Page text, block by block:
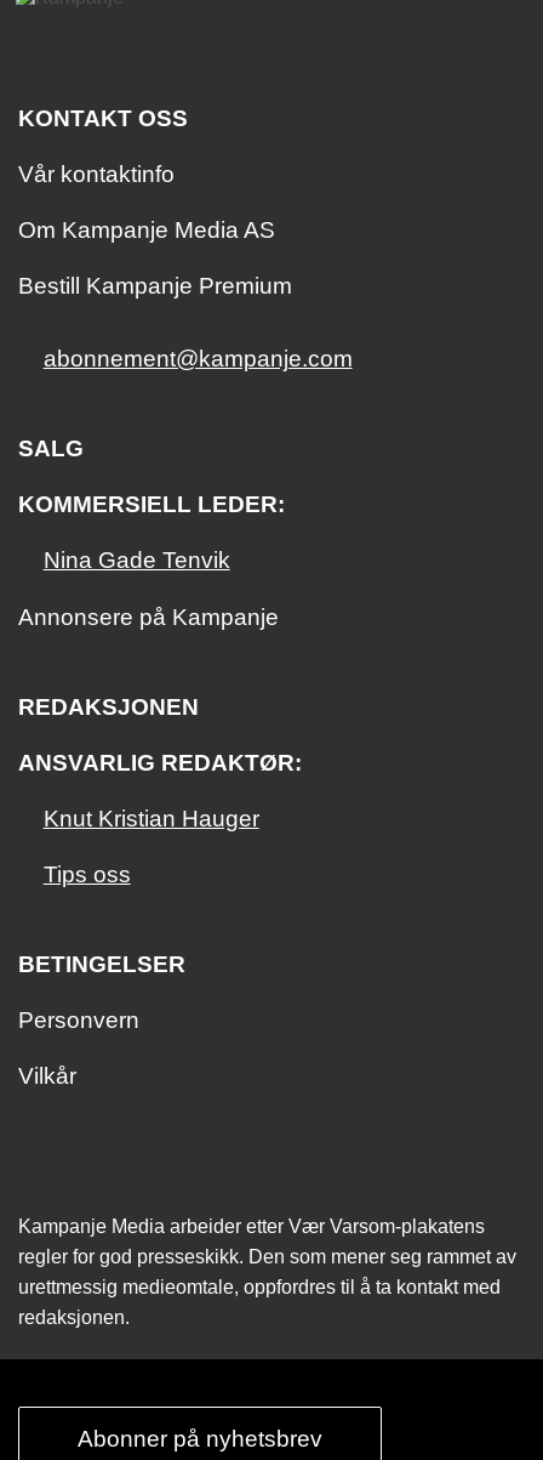
KONTAKT OSS
Vår kontaktinfo
Om Kampanje Media AS
Bestill Kampanje Premium
abonnement@kampanje.com
SALG
KOMMERSIELL LEDER:
Nina Gade Tenvik
Annonsere på Kampanje
REDAKSJONEN
ANSVARLIG REDAKTØR:
Knut Kristian Hauger
Tips oss
BETINGELSER
Personvern
Vilkår
Kampanje Media arbeider etter Vær Varsom-plakatens
regler for god presseskikk. Den som mener seg rammet av
urettmessig medie­omtale, oppfordres til å ta kontakt med
redaksjonen.
Abonner på nyhetsbrev